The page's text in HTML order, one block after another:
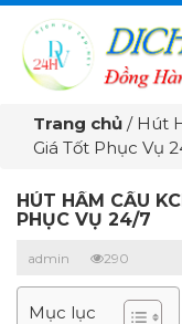
Trang chủ / Hút
Giá Tốt Phục Vụ
HÚT HẦM CẦU
PHỤC VỤ 24/7
admin 290
Mục lục